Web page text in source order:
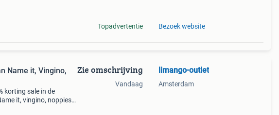
Topadvertentie Bezoek website
Name it, Vingino,
korting sale in de
it, vingino, noppies
Zie omschrijving
Vandaag
limango-outlet
Amsterdam